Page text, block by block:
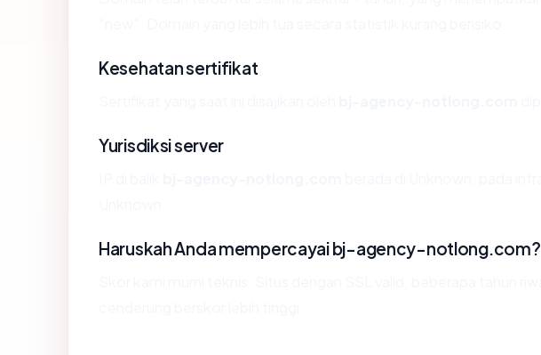
Kesehatan sertifikat
Yurisdiksi server
Haruskah Anda mempercayai bj-agency-notlong.com?